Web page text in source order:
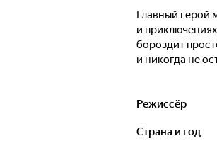
Главный герой
и
бороздит
и никогда не
Режиссёр
Страна и год